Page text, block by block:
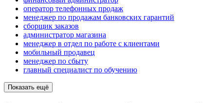
оператор телефонных продаж
менеджер по продажам банковских гарантий
сборщик заказов
администратор магазина
менеджер в отдел по работе с клиентами
мобильный продавец
менеджер по сбыту
главный специалист по обучению
Показать ещё